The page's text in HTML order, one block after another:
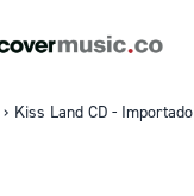
› Kiss Land CD - Importado